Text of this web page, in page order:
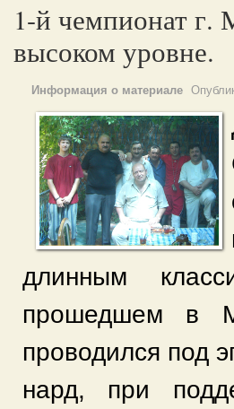
1-й чемпионат г.
высоком уровне.
Информация о материале
длинным
прошедшем в
проводился под
нард, при